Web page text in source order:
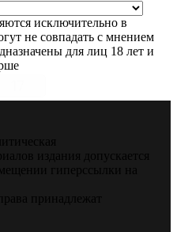
исключительно в
не совпадать с мнением
для лиц 18 лет и
издания допускается
гиперссылки на
принадлежат